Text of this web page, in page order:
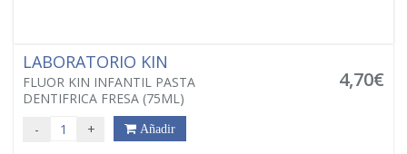
LABORATORIO KIN
FLUOR KIN INFANTIL PASTA
DENTIFRICA FRESA (75ML)
4,70€
- + Añadir